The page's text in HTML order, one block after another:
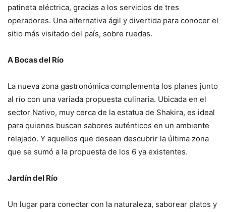
patineta eléctrica, gracias a los servicios de tres
operadores. Una alternativa ágil y divertida para conocer el
sitio más visitado del país, sobre ruedas.
A Bocas del Río
La nueva zona gastronómica complementa los planes junto
al río con una variada propuesta culinaria. Ubicada en el
sector Nativo, muy cerca de la estatua de Shakira, es ideal
para quienes buscan sabores auténticos en un ambiente
relajado. Y aquellos que desean descubrir la última zona
que se sumó a la propuesta de los 6 ya existentes.
Jardín del Río
Un lugar para conectar con la naturaleza, saborear platos y